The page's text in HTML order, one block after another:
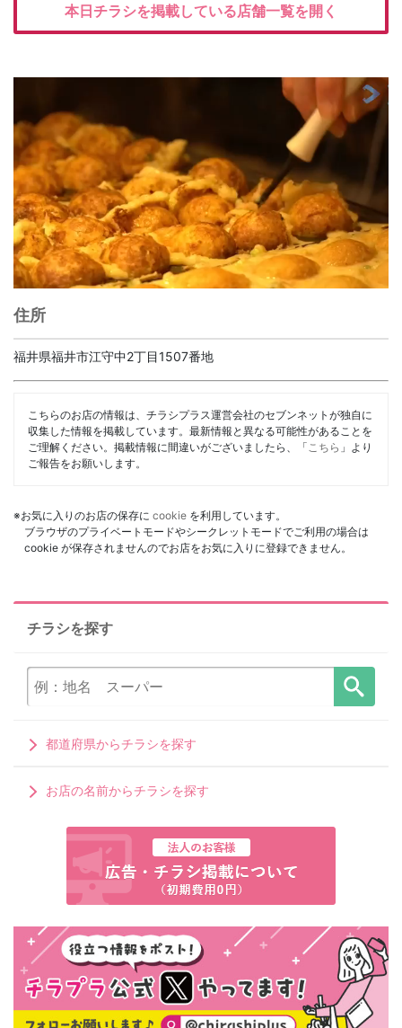
本日チラシを掲載している店舗一覧を開く
住所
福井県福井市江守中2丁目1507番地
こちらのお店の情報は、チラシプラス運営会社のセブンネットが独自に
収集した情報を掲載しています。最新情報と異なる可能性があることを
ご理解ください。掲載情報に間違いがございましたら、「 こちら 」より
ご報告をお願いします。
※お気に入りのお店の保存に cookie を利用しています。
ブラウザのプライベートモードやシークレットモードでご利用の場合は
cookie が保存されませんのでお店をお気に入りに登録できません。
チラシを探す
都道府県からチラシを探す
お店の名前からチラシを探す